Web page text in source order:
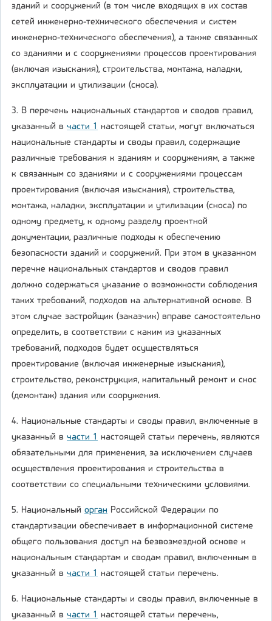
зданий и сооружений (в том числе входящих в их состав
сетей инженерно-технического обеспечения и систем
инженерно-технического обеспечения), а также связанных
со зданиями и с сооружениями процессов проектирования
(включая изыскания), строительства, монтажа, наладки,
эксплуатации и утилизации (сноса).
3. В перечень национальных стандартов и сводов правил,
указанный в части 1 настоящей статьи, могут включаться
национальные стандарты и своды правил, содержащие
различные требования к зданиям и сооружениям, а также
к связанным со зданиями и с сооружениями процессам
проектирования (включая изыскания), строительства,
монтажа, наладки, эксплуатации и утилизации (сноса) по
одному предмету, к одному разделу проектной
документации, различные подходы к обеспечению
безопасности зданий и сооружений. При этом в указанном
перечне национальных стандартов и сводов правил
должно содержаться указание о возможности соблюдения
таких требований, подходов на альтернативной основе. В
этом случае застройщик (заказчик) вправе самостоятельно
определить, в соответствии с каким из указанных
требований, подходов будет осуществляться
проектирование (включая инженерные изыскания),
строительство, реконструкция, капитальный ремонт и снос
(демонтаж) здания или сооружения.
4. Национальные стандарты и своды правил, включенные в
указанный в части 1 настоящей статьи перечень, являются
обязательными для применения, за исключением случаев
осуществления проектирования и строительства в
соответствии со специальными техническими условиями.
5. Национальный орган Российской Федерации по
стандартизации обеспечивает в информационной системе
общего пользования доступ на безвозмездной основе к
национальным стандартам и сводам правил, включенным в
указанный в части 1 настоящей статьи перечень.
6. Национальные стандарты и своды правил, включенные в
указанный в части 1 настоящей статьи перечень,